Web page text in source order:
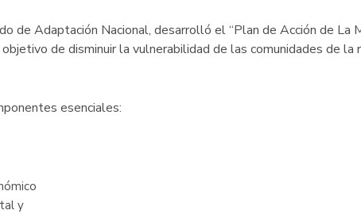
de Adaptación Nacional, desarrolló el “Plan de Acción de La
de disminuir la vulnerabilidad de las comunidades de
esenciales:
y